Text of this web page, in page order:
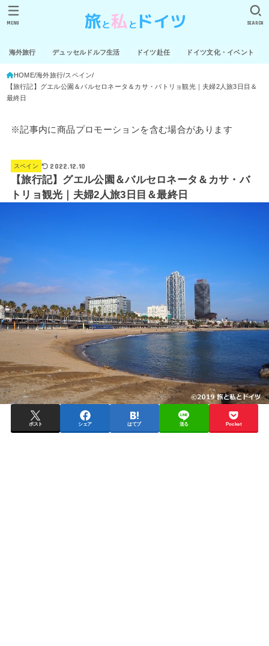
海外旅行 デュッセルドルフ生活 ドイツ赴任 ドイツ文化・イベント
SEARCH
MENU
HOME 海外旅行 スペイン
【旅行記】グエル公園＆バルセロネータ＆カサ・バトリョ観光｜夫婦2人旅3日目＆
最終日
※記事内に商品プロモーションを含む場合があります
スペイン 2022.12.10
【旅行記】グエル公園＆バルセロネータ＆カサ・バ
トリョ観光｜夫婦2人旅3日目＆最終日
ポスト シェア はてブ 送る Pocket